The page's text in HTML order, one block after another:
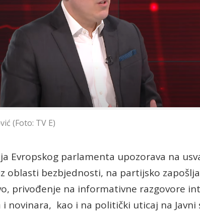
(Foto: TV E)
Evropskog parlamenta upozorava na
oblasti bezbjednosti, na partijsko
privođenje na informativne razgovore
i novinara, kao i na politički uticaj na